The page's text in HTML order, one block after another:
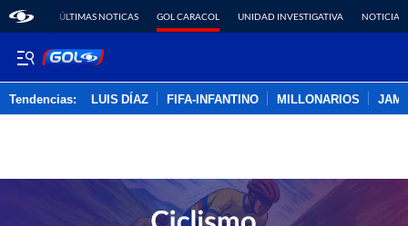
ÚLTIMAS NOTICAS GOL CARACOL UNIDAD INVESTIGATIVA NOTICIAS
Tendencias: LUIS DÍAZ FIFA-INFANTINO MILLONARIOS